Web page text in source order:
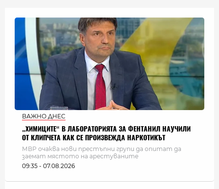
ВАЖНО ДНЕС
„ХИМИЦИТЕ“ В ЛАБОРАТОРИЯТА ЗА ФЕНТАНИЛ НАУЧИЛИ
ОТ КЛИПЧЕТА КАК СЕ ПРОИЗВЕЖДА НАРКОТИКЪТ
МВР очаква нови престъпни групи да опитат да
заемат мястото на арестуваните
09:35 - 07.08.2026